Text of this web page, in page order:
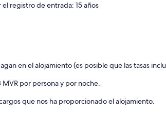
el registro de entrada: 15 años
en el alojamiento (es posible que las tasas
MVR por persona y por noche.
que nos ha proporcionado el alojamiento.